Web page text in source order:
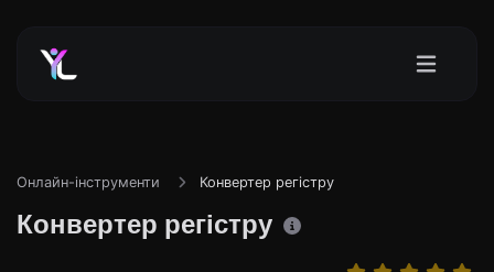
Онлайн-інструменти Конвертер регістру
Конвертер регістру